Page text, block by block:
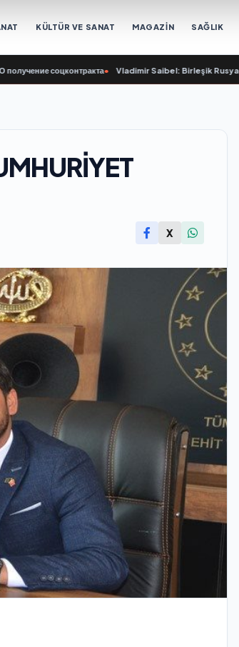
KÜLTÜR VE SANAT MAGAZİN SAĞLIK
соцконтракта• Vladimir Saibel: Birleşik Rusya,
X